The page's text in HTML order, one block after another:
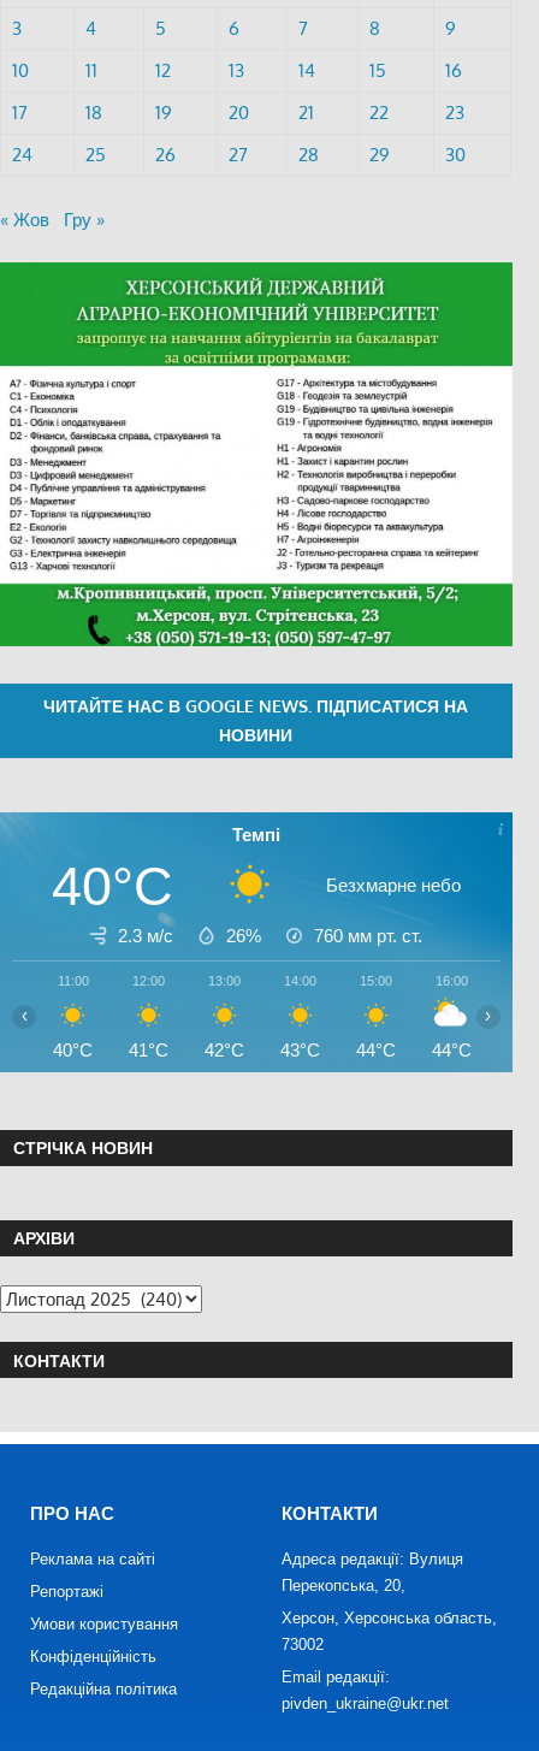
3
4 5 6 7 8
9
10
11 12 13 14 15
16
17
18 19 20 21 22
23
24
25 26 27 28 29 30
« Жов Гру »
ЧИТАЙТЕ НАС В GOOGLE NEWS. ПІДПИСАТИСЯ НА
НОВИНИ
Темпі
40°C Безхмарне небо
2.3 м/с 26% 760 мм рт. ст.
11:00
40°C
12:00
41°C
13:00
42°C
14:00
43°C
15:00
44°C
16:00
44°C
‹ ›
СТРІЧКА НОВИН
АРХІВИ
КОНТАКТИ
ПРО НАС
Реклама на сайті
Репортажі
Умови користування
Конфіденційність
Редакційна політика
КОНТАКТИ
Адреса редакції: Вулиця
Перекопська, 20,
Херсон, Херсонська область,
73002
Email редакції:
pivden_ukraine@ukr.net